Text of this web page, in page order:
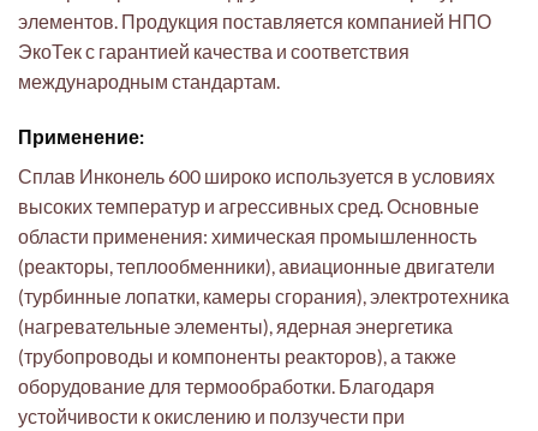
элементов. Продукция поставляется компанией НПО
ЭкоТек с гарантией качества и соответствия
международным стандартам.
Применение:
Сплав Инконель 600 широко используется в условиях
высоких температур и агрессивных сред. Основные
области применения: химическая промышленность
(реакторы, теплообменники), авиационные двигатели
(турбинные лопатки, камеры сгорания), электротехника
(нагревательные элементы), ядерная энергетика
(трубопроводы и компоненты реакторов), а также
оборудование для термообработки. Благодаря
устойчивости к окислению и ползучести при